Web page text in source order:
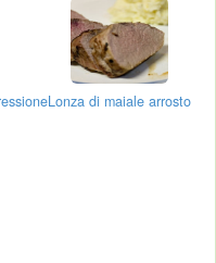
Lonza di maiale arrosto